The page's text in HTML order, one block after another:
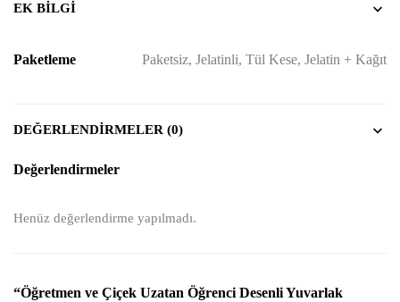
EK BILGI
Paketleme Paketsiz, Jelatinli, Tül Kese, Jelatin + Kağıt
DEĞERLENDIRMELER (0)
Değerlendirmeler
Henüz değerlendirme yapılmadı.
“Öğretmen ve Çiçek Uzatan Öğrenci Desenli Yuvarlak